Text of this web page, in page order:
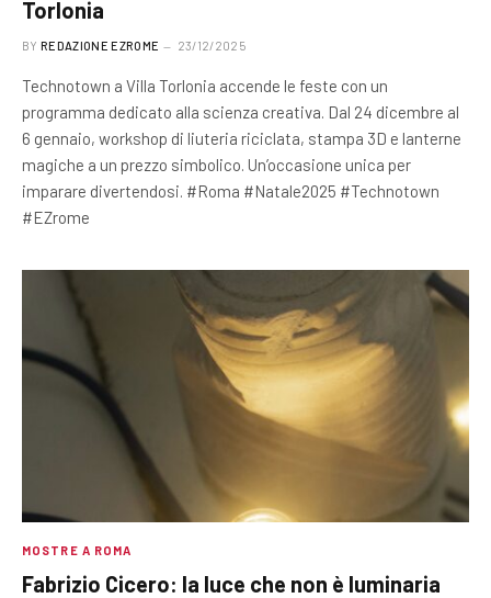
Torlonia
BY REDAZIONE EZROME 23/12/2025
Technotown a Villa Torlonia accende le feste con un
programma dedicato alla scienza creativa. Dal 24 dicembre al
6 gennaio, workshop di liuteria riciclata, stampa 3D e lanterne
magiche a un prezzo simbolico. Un’occasione unica per
imparare divertendosi. #Roma #Natale2025 #Technotown
#EZrome
MOSTRE A ROMA
Fabrizio Cicero: la luce che non è luminaria